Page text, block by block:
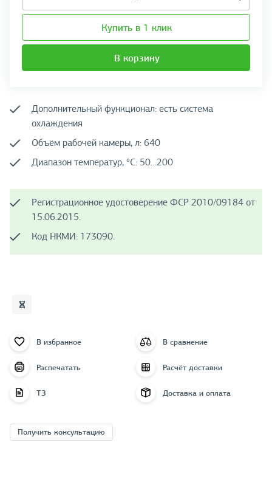
Купить в 1 клик
В корзину
Дополнительный функционал: есть система
охлаждения
Объём рабочей камеры, л: 640
Диапазон температур, °C: 50…200
Регистрационное удостоверение ФСР 2010/09184 от
15.06.2015.
Код НКМИ: 173090.
В избранное В сравнение
Распечатать Расчёт доставки
ТЗ Доставка и оплата
Получить консультацию